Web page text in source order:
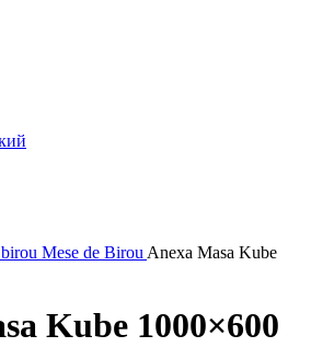
Mese de Birou Anexa Masa Kube
Kube 1000×600